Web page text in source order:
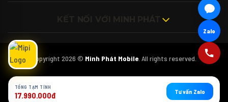
TỔNG TẠM TÍNH
17.990.000đ Tư vấn Zalo
Zalo
Copyright 2026 © Minh Phát Mobile . All rights reserved.